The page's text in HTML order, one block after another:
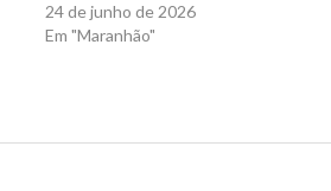
24 de junho de 2026
Em "Maranhão"